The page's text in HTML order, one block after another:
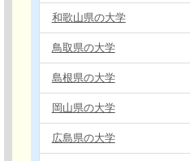
和歌山県の大学
鳥取県の大学
島根県の大学
岡山県の大学
広島県の大学